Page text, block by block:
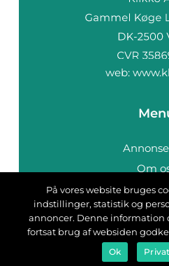
web:
Om
På vores website bruges
indstillinger, statistik og
annoncer. Denne information
fortsat brug af websiden
Ok